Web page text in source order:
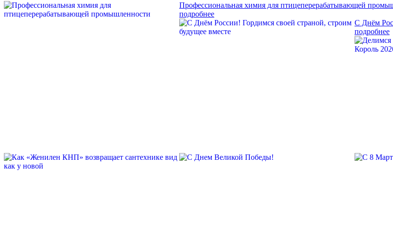
Профессиональная химия для птицеперерабатывающей
подробнее
С Днём
подробнее